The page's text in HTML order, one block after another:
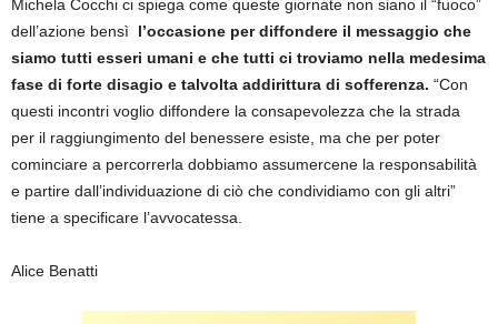
Michela Cocchi ci spiega come queste giornate non siano il “fuoco”
dell’azione bensì
l’occasione per diffondere il messaggio che
siamo tutti esseri umani e che tutti ci troviamo nella medesima
fase di forte disagio e talvolta addirittura di sofferenza. “Con
questi incontri voglio diffondere la consapevolezza che la strada
per il raggiungimento del benessere esiste, ma che per poter
cominciare a percorrerla dobbiamo assumercene la responsabilità
e partire dall’individuazione di ciò che condividiamo con gli altri”
tiene a specificare l’avvocatessa.
Alice Benatti